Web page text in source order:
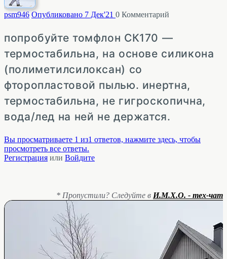
psm946 Опубликовано 7 Дек'21 0 Комментарий
попробуйте томфлон СК170 —
термостабильна, на основе силикона
(полиметилсилоксан) со
фторопластовой пылью. инертна,
термостабильна, не гигроскопична,
вода/лед на ней не держатся.
Вы просматриваете 1 из1 ответов, нажмите здесь, чтобы
просмотреть все ответы.
Регистрация или Войдите
* Пропустили? Следуйте в И.М.Х.О. - тех-чат